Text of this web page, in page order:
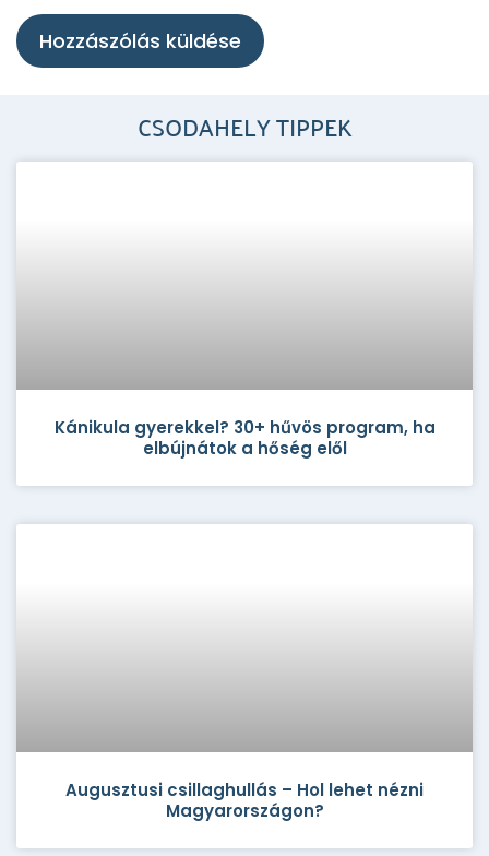
CSODAHELY TIPPEK
Kánikula gyerekkel? 30+ hűvös program, ha
elbújnátok a hőség elől
Augusztusi csillaghullás – Hol lehet nézni
Magyarországon?